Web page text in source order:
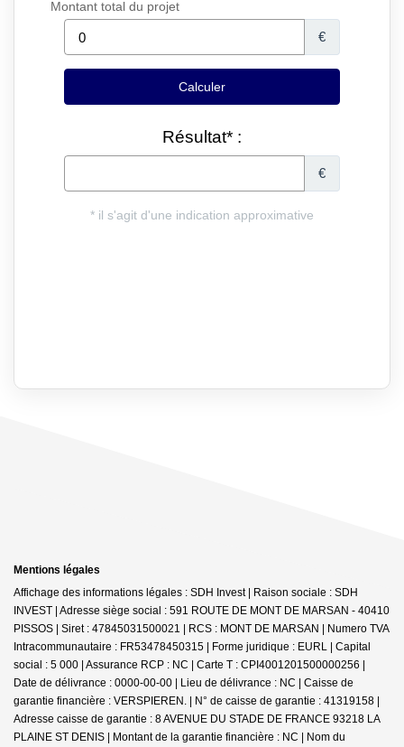
Mentions légales
Affichage des informations légales : SDH Invest | Raison sociale : SDH
INVEST | Adresse siège social : 591 ROUTE DE MONT DE MARSAN - 40410
PISSOS | Siret : 47845031500021 | RCS : MONT DE MARSAN | Numero TVA
Intracommunautaire : FR53478450315 | Forme juridique : EURL | Capital
social : 5 000 | Assurance RCP : NC | Carte T : CPI4001201500000256 |
Date de délivrance : 0000-00-00 | Lieu de délivrance : NC | Caisse de
garantie financière : VERSPIEREN. | N° de caisse de garantie : 41319158 |
Adresse caisse de garantie : 8 AVENUE DU STADE DE FRANCE 93218 LA
PLAINE ST DENIS | Montant de la garantie financière : NC | Nom du